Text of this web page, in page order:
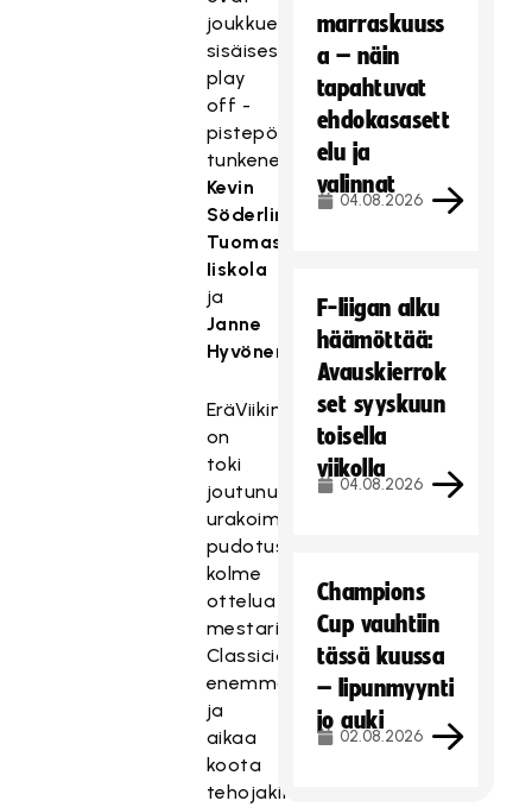
joukkueen
sisäisessä
play
off -
pistepörssissä
tunkeneet
Kevin
Söderling
Tuomas
Iiskola
ja
Janne
Hyvönen
EräViikingit
on
toki
joutunut
urakoimaan
pudotuspeleissä
kolme
ottelua
mestari
Classicia
enemmän,
ja
aikaa
koota
tehojakin
marraskuuss
a – näin
tapahtuvat
ehdokasasett
elu ja
valinnat
04.08.2026
F-liigan alku
häämöttää:
Avauskierrok
set syyskuun
toisella
viikolla
04.08.2026
Champions
Cup vauhtiin
tässä kuussa
– lipunmyynti
jo auki
02.08.2026